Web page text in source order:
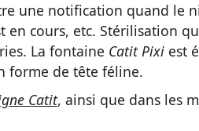
une notification quand le
cours, etc. Stérilisation
La fontaine Catit Pixi est
forme de tête féline.
Catit, ainsi que dans les